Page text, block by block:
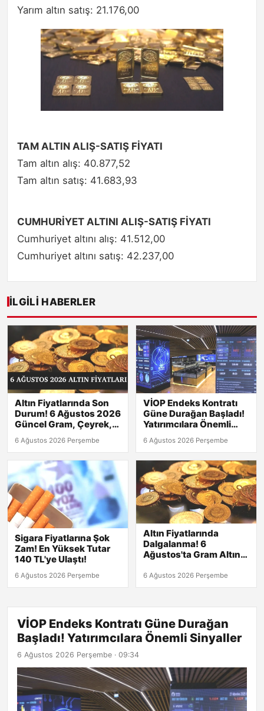
Yarım altın satış: 21.176,00
TAM ALTIN ALIŞ-SATIŞ FİYATI
Tam altın alış: 40.877,52
Tam altın satış: 41.683,93
CUMHURİYET ALTINI ALIŞ-SATIŞ FİYATI
Cumhuriyet altını alış: 41.512,00
Cumhuriyet altını satış: 42.237,00
İLGILI HABERLER
Altın Fiyatlarında Son
Durum! 6 Ağustos 2026
Güncel Gram, Çeyrek,
Yarım ve Tam Altın
Değerleri
6 Ağustos 2026 Perşembe
VİOP Endeks Kontratı
Güne Durağan Başladı!
Yatırımcılara Önemli
Sinyaller
6 Ağustos 2026 Perşembe
Sigara Fiyatlarına Şok
Zam! En Yüksek Tutar
140 TL'ye Ulaştı!
6 Ağustos 2026 Perşembe
Altın Fiyatlarında
Dalgalanma! 6
Ağustos'ta Gram Altın
Çeyrek Altın Ne Kadar?
6 Ağustos 2026 Perşembe
VİOP Endeks Kontratı Güne Durağan
Başladı! Yatırımcılara Önemli Sinyaller
6 Ağustos 2026 Perşembe · 09:34